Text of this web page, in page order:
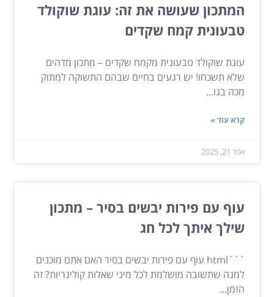
המתכון שעושה את זה: עוגת שוקולד
טבעונית קמח שקדים
עוגת שוקולד טבעונית מקמח שקדים – מתכון מדהים
שלא תשכחו! יש רגעים בחיים שבהם התשוקה למתוק
מכה בנו...
קרא עוד »
אפר 21, 2025
עוף עם פירות יבשים בסיר – מתכון
שילך איתך לכל חג
```html עוף עם פירות יבשים בסיר האם אתם מוכנים
למנה שתשובה מושלמת לכל מיני שאלות קולינריות? זה
הזמן...